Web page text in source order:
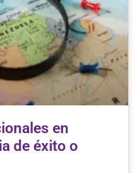
en
de éxito o